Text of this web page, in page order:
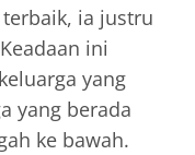
terbaik, ia justru
ini
yang
yang berada
ke bawah.